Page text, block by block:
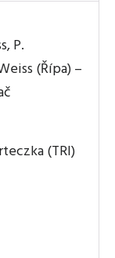
P.
(Řípa) –
(TRI)